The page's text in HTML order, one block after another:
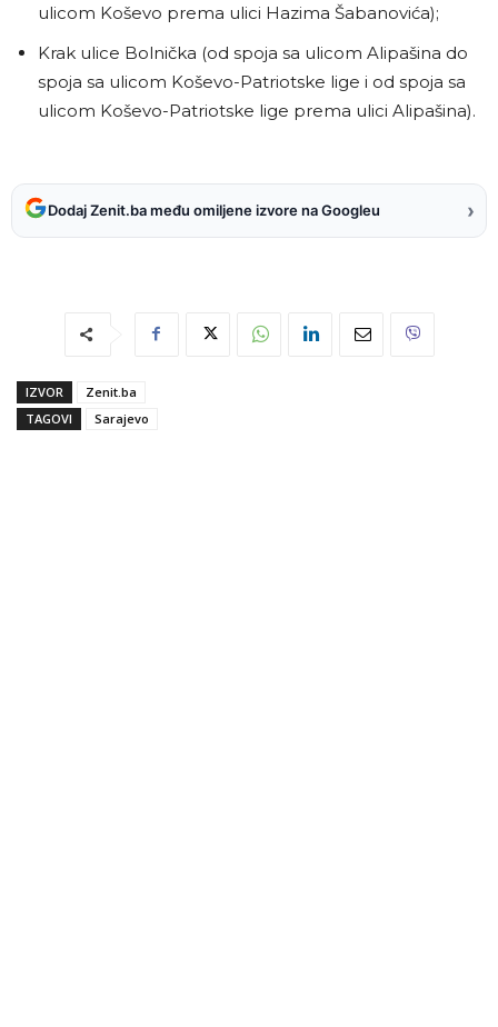
ulicom Koševo prema ulici Hazima Šabanovića);
Krak ulice Bolnička (od spoja sa ulicom Alipašina do
spoja sa ulicom Koševo-Patriotske lige i od spoja sa
ulicom Koševo-Patriotske lige prema ulici Alipašina).
Dodaj Zenit.ba među omiljene izvore na Googleu ›
IZVOR
Zenit.ba
TAGOVI
Sarajevo